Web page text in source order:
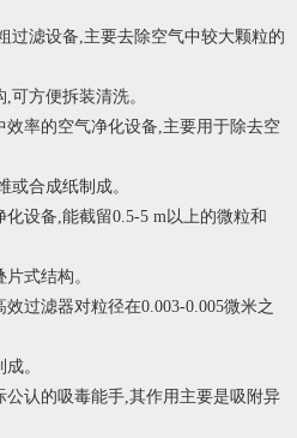
过滤设备,主要去除空气中较大颗粒的
可方便拆装清洗。
率的空气净化设备,主要用于除去空
或合成纸制成。
设备,能截留0.5-5 m以上的微粒和
式结构。
过滤器对粒径在0.003-0.005微米之
。
认的吸毒能手,其作用主要是吸附异